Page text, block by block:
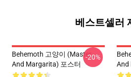
베스트셀러
Behemoth 고양이 (Master
And Margarita) 포스터
-20%
And